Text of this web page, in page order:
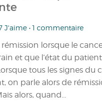
J'aime • 1 commentaire
lorsque le
et que l’état du patient
tous les signes du
on parle alors de
alors, quand...